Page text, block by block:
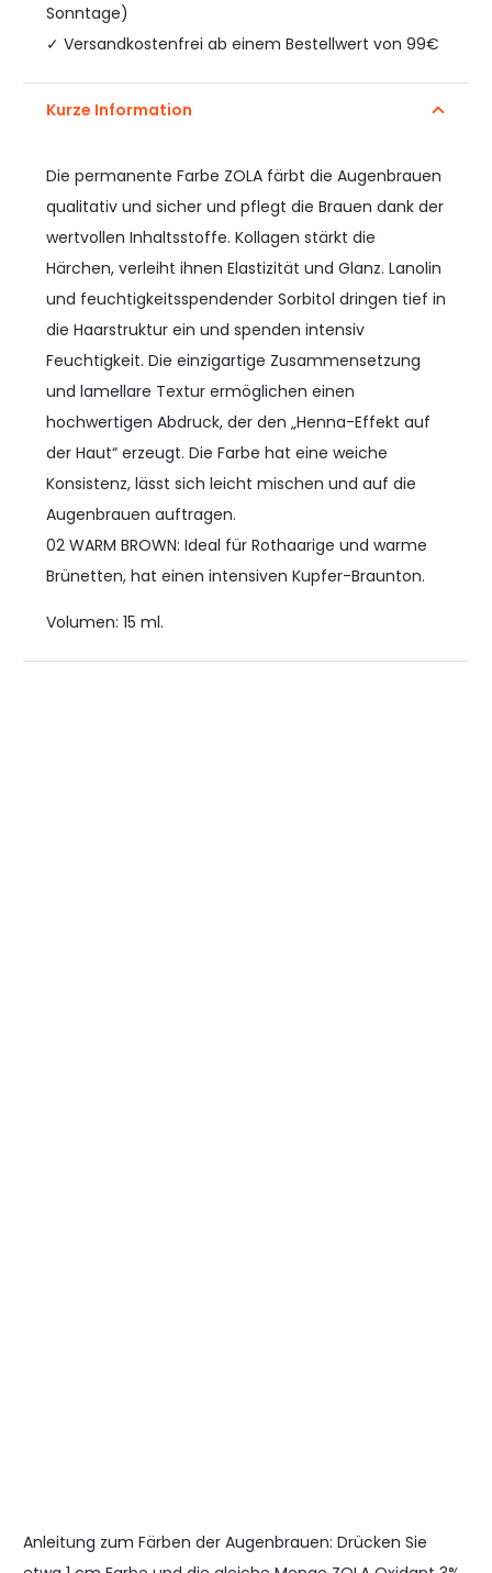
Sonntage)
✓ Versandkostenfrei ab einem Bestellwert von 99€
Kurze Information
Die permanente Farbe ZOLA färbt die Augenbrauen
qualitativ und sicher und pflegt die Brauen dank der
wertvollen Inhaltsstoffe. Kollagen stärkt die
Härchen, verleiht ihnen Elastizität und Glanz. Lanolin
und feuchtigkeitsspendender Sorbitol dringen tief in
die Haarstruktur ein und spenden intensiv
Feuchtigkeit. Die einzigartige Zusammensetzung
und lamellare Textur ermöglichen einen
hochwertigen Abdruck, der den „Henna-Effekt auf
der Haut“ erzeugt. Die Farbe hat eine weiche
Konsistenz, lässt sich leicht mischen und auf die
Augenbrauen auftragen.
02 WARM BROWN: Ideal für Rothaarige und warme
Brünetten, hat einen intensiven Kupfer-Braunton.
Volumen: 15 ml.
Anleitung zum Färben der Augenbrauen: Drücken Sie